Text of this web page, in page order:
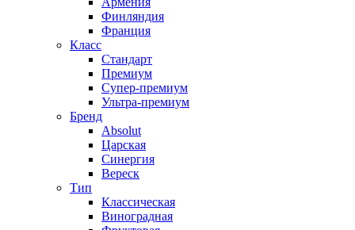
Финляндия
Франция
Класс
Стандарт
Премиум
Супер-премиум
Ультра-премиум
Бренд
Absolut
Царская
Синергия
Вереск
Тип
Классическая
Виноградная